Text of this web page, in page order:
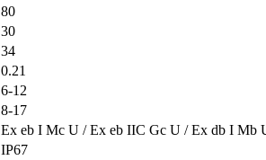
80
30
34
0.21
6-12
8-17
Ех eb I Mc U / Ех eb IIC Gc U / Ex db I Mb
IP67